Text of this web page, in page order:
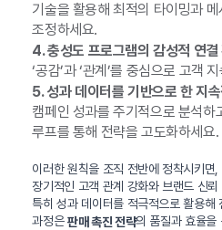
기술을 활용해 최적의 타이밍과
조정하세요.
4. 충성도 프로그램의 감성적 연결
‘공감’과 ‘관계’를 중심으로 고객
5. 성과 데이터를 기반으로 한 지
캠페인 성과를 주기적으로 분석하
루프를 통해 전략을 고도화하세요.
이러한 원칙을 조직 전반에 정착시키면
장기적인 고객 관계 강화와 브랜드 신
특히 성과 데이터를 적극적으로 활용해
과정은판매 촉진 전략의 품질과 효율을